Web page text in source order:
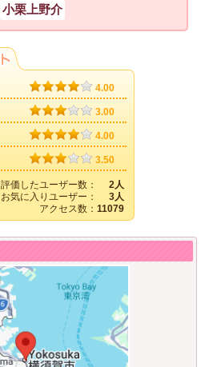
小栗上野介
4.00
3.00
4.00
3.50
評価したユーザー数：
2人
お気に入りユーザー：
3人
アクセス数： 11079